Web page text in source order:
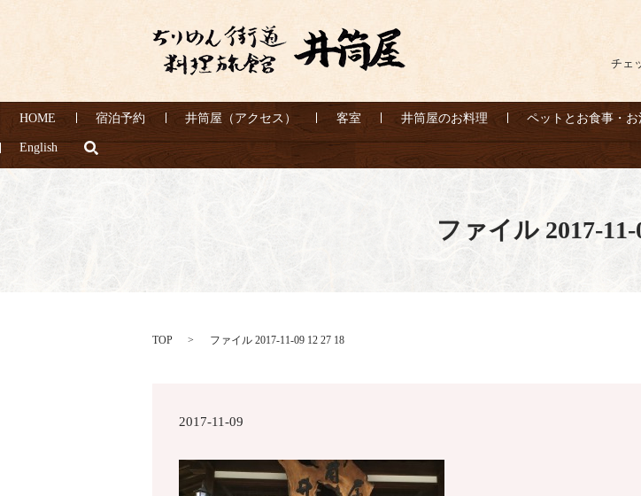
チェ
HOME 宿泊予約 井筒屋（アクセス） 客室 井筒屋のお料理 ペットとお食事・お
English
ファイル 2017-11-
TOP ファイル 2017-11-09 12 27 18
2017-11-09